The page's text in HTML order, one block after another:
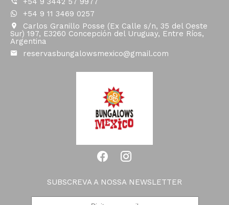
+54 9 11 3469 0257
Carlos Granillo Posse (Ex Calle s/n, 35 del Oeste
Sur) 197, E3260 Concepción del Uruguay, Entre Ríos,
Argentina
reservasbungalowsmexico@gmail.com
SUBSCREVA A NOSSA NEWSLETTER